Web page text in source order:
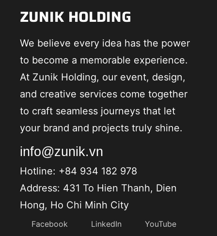
ZUNIK HOLDING
We believe every idea has the power
to become a memorable experience.
At Zunik Holding, our event, design,
and creative services come together
to craft seamless journeys that let
your brand and projects truly shine.
info@zunik.vn
Hotline: +84 934 182 978
Address: 431 To Hien Thanh, Dien
Hong, Ho Chi Minh City
Facebook LinkedIn YouTube